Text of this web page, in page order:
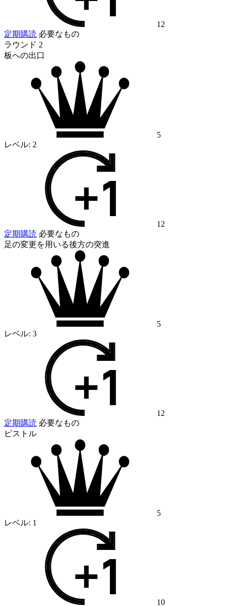
12
定期購読 必要なもの
ラウンド 2
板への出口
5
レベル: 2
12
定期購読 必要なもの
足の変更を用いる後方の突進
5
レベル: 3
12
定期購読 必要なもの
ピストル
5
レベル: 1
10